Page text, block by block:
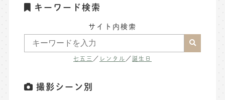
キーワード検索
サイト内検索
七五三 ／ レンタル ／誕生日
撮影シーン別